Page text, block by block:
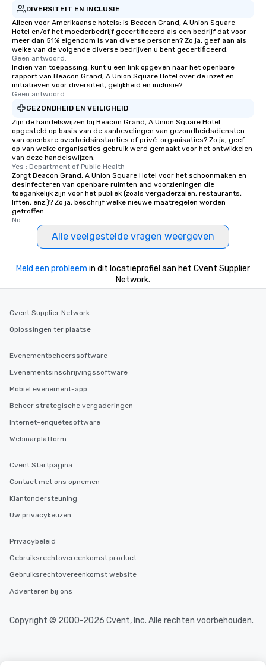
DIVERSITEIT EN INCLUSIE
Alleen voor Amerikaanse hotels: is Beacon Grand, A Union Square
Hotel en/of het moederbedrijf gecertificeerd als een bedrijf dat voor
meer dan 51% eigendom is van diverse personen? Zo ja, geef aan als
welke van de volgende diverse bedrijven u bent gecertificeerd:
Geen antwoord.
Indien van toepassing, kunt u een link opgeven naar het openbare
rapport van Beacon Grand, A Union Square Hotel over de inzet en
initiatieven voor diversiteit, gelijkheid en inclusie?
Geen antwoord.
GEZONDHEID EN VEILIGHEID
Zijn de handelswijzen bij Beacon Grand, A Union Square Hotel
opgesteld op basis van de aanbevelingen van gezondheidsdiensten
van openbare overheidsinstanties of privé-organisaties? Zo ja, geef
op van welke organisaties gebruik werd gemaakt voor het ontwikkelen
van deze handelswijzen.
Yes : Department of Public Health
Zorgt Beacon Grand, A Union Square Hotel voor het schoonmaken en
desinfecteren van openbare ruimten and voorzieningen die
toegankelijk zijn voor het publiek (zoals vergaderzalen, restaurants,
liften, enz.)? Zo ja, beschrijf welke nieuwe maatregelen worden
getroffen.
No
Alle veelgestelde vragen weergeven
Meld een probleem in dit locatieprofiel aan het Cvent Supplier
Network.
Cvent Supplier Network
Oplossingen ter plaatse
Evenementbeheerssoftware
Evenementsinschrijvingssoftware
Mobiel evenement-app
Beheer strategische vergaderingen
Internet-enquêtesoftware
Webinarplatform
Cvent Startpagina
Contact met ons opnemen
Klantondersteuning
Uw privacykeuzen
Privacybeleid
Gebruiksrechtovereenkomst product
Gebruiksrechtovereenkomst website
Adverteren bij ons
Copyright © 2000-2026 Cvent, Inc. Alle rechten voorbehouden.